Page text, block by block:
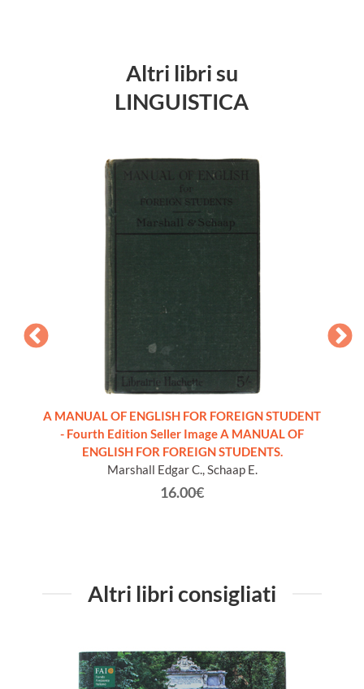
Altri libri su
LINGUISTICA
A MANUAL OF ENGLISH FOR FOREIGN STUDENT
- Fourth Edition Seller Image A MANUAL OF
ENGLISH FOR FOREIGN STUDENTS.
Marshall Edgar C., Schaap E.
16.00€
Altri libri consigliati